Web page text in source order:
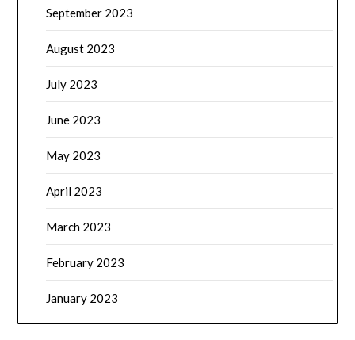
September 2023
August 2023
July 2023
June 2023
May 2023
April 2023
March 2023
February 2023
January 2023